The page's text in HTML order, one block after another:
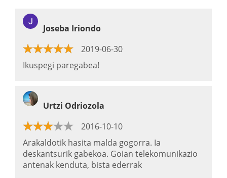
Joseba Iriondo
2019-06-30
Ikuspegi paregabea!
Urtzi Odriozola
2016-10-10
Arakaldotik hasita malda gogorra. Ia
deskantsurik gabekoa. Goian telekomunikazio
antenak kenduta, bista ederrak